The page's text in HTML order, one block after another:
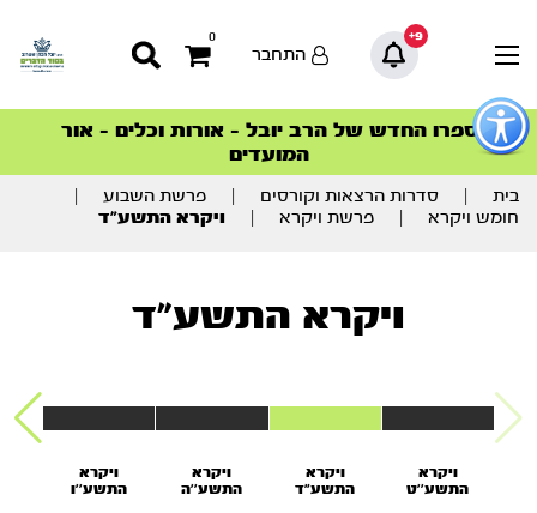
כפתור
לפתיחת
תפריט
9+
0
התחבר
סדרות הפודקאסטים
הסדרה המובילה החודש – דרך המלך
ספרו החדש של הרב יובל – אורות וכלים – אור
המועדים
הצטרפו למהפכת הבריאות הטבעית >
סדרות הפודקאסטים
הסדרה המובילה החודש – דרך המלך
תוכן
מרכזי
בית סדרות הרצאות וקורסים פרשת השבוע
חומש ויקרא
פרשת ויקרא ויקרא התשע”ד
ויקרא התשע"ד
ויקרא
התשע’’ט
ויקרא
התשע"ד
ויקרא
התשע’’ה
ויקרא
התשע’’ו